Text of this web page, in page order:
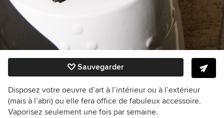
Sauvegarder
Disposez votre oeuvre d’art à l’intérieur ou à l’extérieur
(mais à l’abri) ou elle fera office de fabuleux accessoire.
Vaporisez seulement une fois par semaine.